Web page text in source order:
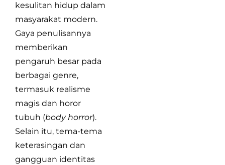
kesulitan hidup dalam
masyarakat modern.
Gaya penulisannya
memberikan
pengaruh besar pada
berbagai genre,
termasuk realisme
magis dan horor
tubuh (body horror).
Selain itu, tema-tema
keterasingan dan
gangguan identitas